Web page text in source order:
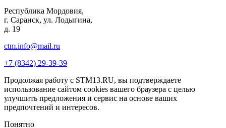
Республика Мордовия,
г. Саранск, ул. Лодыгина,
д. 19
ctm.info@mail.ru
+7 (8342) 29-39-39
Продолжая работу с STM13.RU, вы подтверждаете
использование сайтом cookies вашего браузера с целью
улучшить предложения и сервис на основе ваших
предпочтений и интересов.
Понятно